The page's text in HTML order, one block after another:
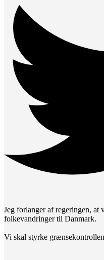
Jeg forlanger af regeringen, at
folkevandringer til Danmark.
Vi skal styrke